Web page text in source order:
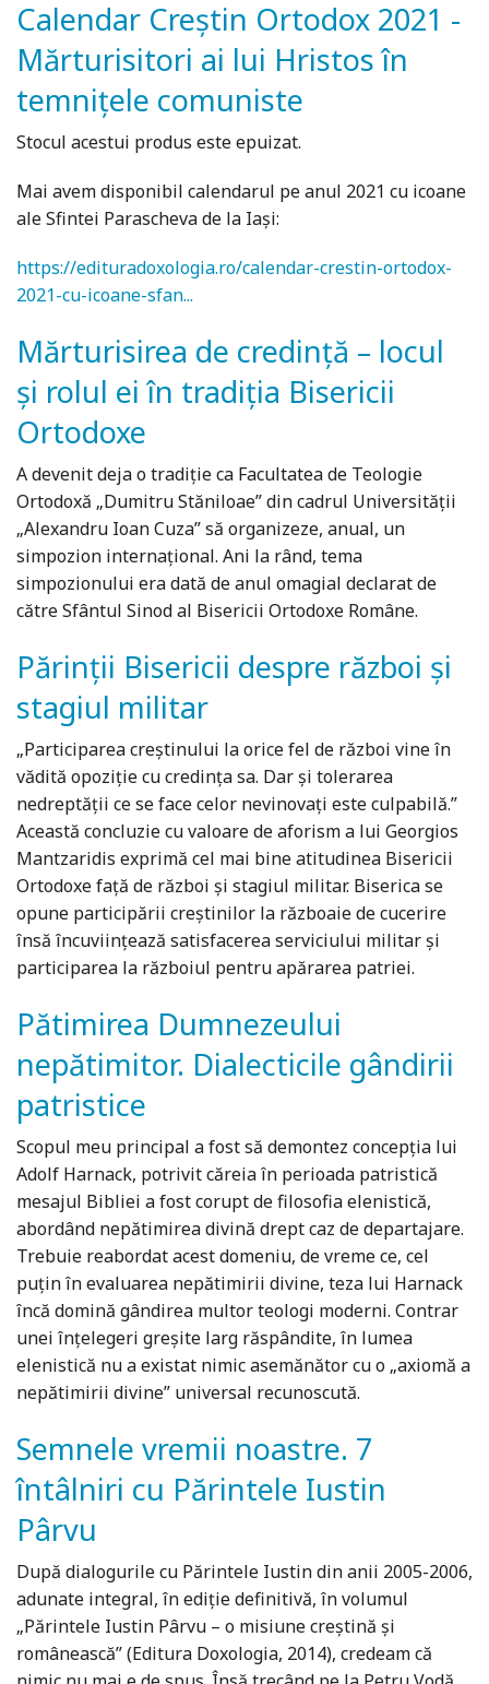
Calendar Creștin Ortodox 2021 -
Mărturisitori ai lui Hristos în
temnițele comuniste
Stocul acestui produs este epuizat.
Mai avem disponibil calendarul pe anul 2021 cu icoane
ale Sfintei Parascheva de la Iași:
https://edituradoxologia.ro/calendar-crestin-ortodox-
2021-cu-icoane-sfan...
Mărturisirea de credință – locul
și rolul ei în tradiția Bisericii
Ortodoxe
A devenit deja o tradiție ca Facultatea de Teologie
Ortodoxă „Dumitru Stăniloae” din cadrul Universității
„Alexandru Ioan Cuza” să organizeze, anual, un
simpozion internațional. Ani la rând, tema
simpozionului era dată de anul omagial declarat de
către Sfântul Sinod al Bisericii Ortodoxe Române.
Părinţii Bisericii despre război şi
stagiul militar
„Participarea creştinului la orice fel de război vine în
vădită opoziţie cu credinţa sa. Dar şi tolerarea
nedreptăţii ce se face celor nevinovaţi este culpabilă.”
Această concluzie cu valoare de aforism a lui Georgios
Mantzaridis exprimă cel mai bine atitudinea Bisericii
Ortodoxe faţă de război şi stagiul militar. Biserica se
opune participării creştinilor la războaie de cucerire
însă încuviinţează satisfacerea serviciului militar şi
participarea la războiul pentru apărarea patriei.
Pătimirea Dumnezeului
nepătimitor. Dialecticile gândirii
patristice
Scopul meu principal a fost să demontez concepţia lui
Adolf Harnack, potrivit căreia în perioada patristică
mesajul Bibliei a fost corupt de filosofia elenistică,
abordând nepătimirea divină drept caz de departajare.
Trebuie reabordat acest domeniu, de vreme ce, cel
puţin în evaluarea nepătimirii divine, teza lui Harnack
încă domină gândirea multor teologi moderni. Contrar
unei înţelegeri greşite larg răspândite, în lumea
elenistică nu a existat nimic asemănător cu o „axiomă a
nepătimirii divine” universal recunoscută.
Semnele vremii noastre. 7
întâlniri cu Părintele Iustin
Pârvu
După dialogurile cu Părintele Iustin din anii 2005-2006,
adunate integral, în ediție definitivă, în volumul
„Părintele Iustin Pârvu – o misiune creștină și
românească” (Editura Doxologia, 2014), credeam că